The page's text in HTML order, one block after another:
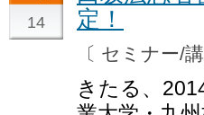
14
定！
〔 セミナー
きたる、